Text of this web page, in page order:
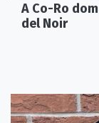
A Co-Ro
del Noir